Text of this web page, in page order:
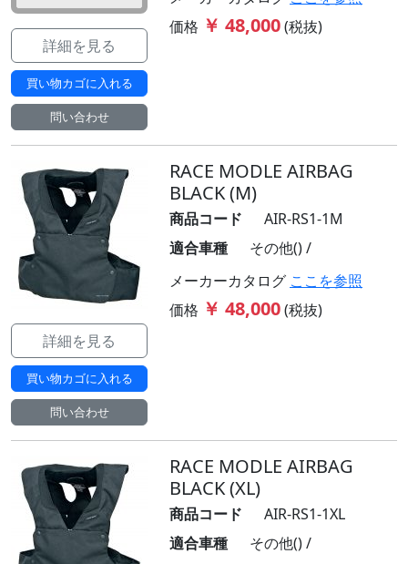
詳細を見る
買い物カゴに入れる
問い合わせ
価格 ￥ 48,000(税抜)
詳細を見る
買い物カゴに入れる
問い合わせ
RACE MODLE AIRBAG
BLACK (M)
商品コード
AIR-RS1-1M
適合車種
その他() /
メーカーカタログ ここを参照
価格 ￥ 48,000(税抜)
RACE MODLE AIRBAG
BLACK (XL)
商品コード
AIR-RS1-1XL
適合車種
その他() /